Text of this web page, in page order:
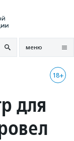
меню
18+
для